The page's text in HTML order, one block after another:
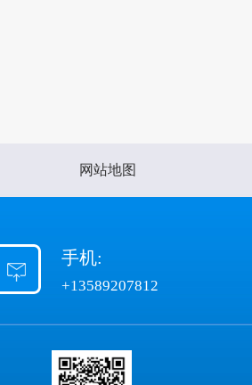
网站地图
手机:
+13589207812